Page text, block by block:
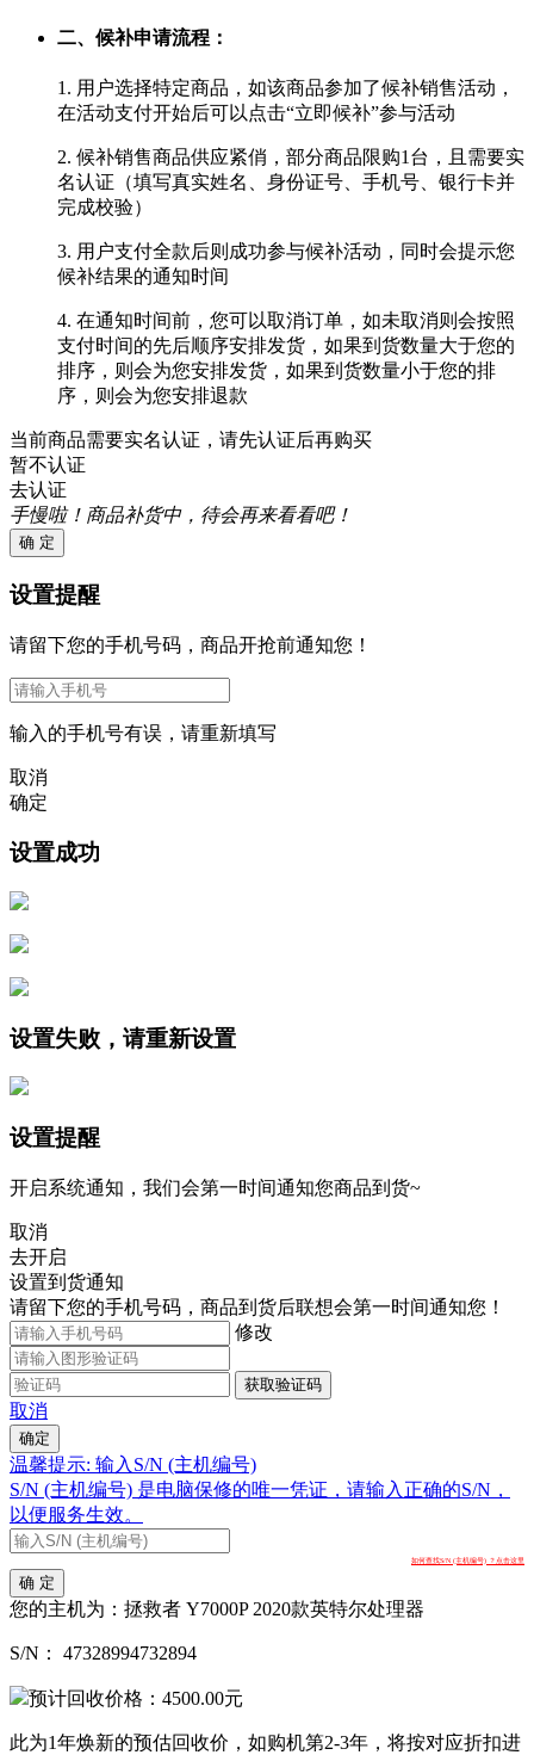
二、候补申请流程：
1. 用户选择特定商品，如该商品参加了候补销售活动，
在活动支付开始后可以点击“立即候补”参与活动
2. 候补销售商品供应紧俏，部分商品限购1台，且需要实
名认证（填写真实姓名、身份证号、手机号、银行卡并
完成校验）
3. 用户支付全款后则成功参与候补活动，同时会提示您
候补结果的通知时间
4. 在通知时间前，您可以取消订单，如未取消则会按照
支付时间的先后顺序安排发货，如果到货数量大于您的
排序，则会为您安排发货，如果到货数量小于您的排
序，则会为您安排退款
当前商品需要实名认证，请先认证后再购买
暂不认证
去认证
手慢啦！商品补货中，待会再来看看吧！
确 定
设置提醒
请留下您的手机号码，商品开抢前通知您！
输入的手机号有误，请重新填写
取消
确定
设置成功
设置失败，请重新设置
设置提醒
开启系统通知，我们会第一时间通知您商品到货~
取消
去开启
设置到货通知
请留下您的手机号码，商品到货后联想会第一时间通知您！
修改
获取验证码
取消
确定
温馨提示: 输入S/N (主机编号)
S/N (主机编号) 是电脑保修的唯一凭证，请输入正确的S/N，
以便服务生效。
如何查找S/N (主机编号) ？点击这里
确 定
您的主机为： 拯救者 Y7000P 2020款英特尔处理器
S/N： 47328994732894
预计回收价格： 4500.00元
此为1年焕新的预估回收价，如购机第2-3年，将按对应折扣进